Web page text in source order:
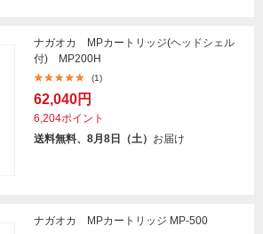
ナガオカ MPカートリッジ(ヘッドシェル
付) MP200H
(1)
62,040円
6,204ポイント
送料無料、8月8日（土） お届け
ナガオカ MPカートリッジ MP-500